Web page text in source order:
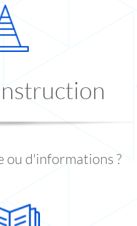
ou d'informations ?